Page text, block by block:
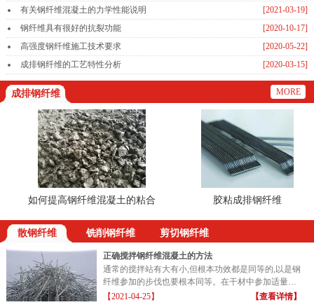
[2021-03-19]
有关钢纤维混凝土的力学性能说明
[2020-10-17]
钢纤维具有很好的抗裂功能
[2020-05-22]
高强度钢纤维施工技术要求
[2020-03-15]
成排钢纤维的工艺特性分析
成排钢纤维 MORE
如何提高钢纤维混凝土的粘合 胶粘成排钢纤维
散钢纤维 铣削钢纤维 剪切钢纤维
正确搅拌钢纤维混凝土的方法
通常的搅拌站有大有小,但根本功效都是同等的,以是钢
纤维参加的步伐也要根本同等。在干材中参加适量的
钢纤维...
【2021-04-25】 【查看详情】